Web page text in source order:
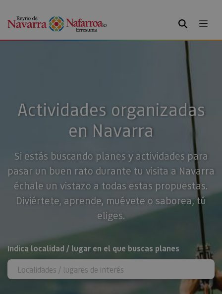
BUSCAR
Actividades organizadas
en Navarra
Si estás buscando planes y actividades para
pasar un buen rato durante tu visita a Navarra
échale un vistazo a todas estas propuestas.
Diviértete, aprende, muévete o saborea, tú
eliges.
BUSCAR
Indica localidad / lugar en el que buscas planes